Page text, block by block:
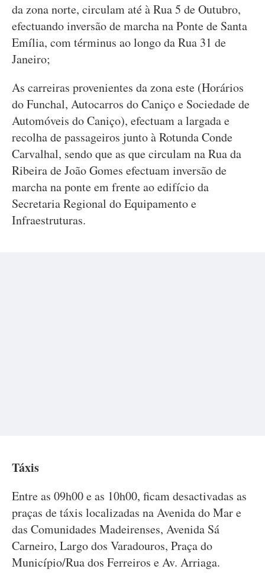
da zona norte, circulam até à Rua 5 de Outubro,
efectuando inversão de marcha na Ponte de Santa
Emília, com términus ao longo da Rua 31 de
Janeiro;
As carreiras provenientes da zona este (Horários
do Funchal, Autocarros do Caniço e Sociedade de
Automóveis do Caniço), efectuam a largada e
recolha de passageiros junto à Rotunda Conde
Carvalhal, sendo que as que circulam na Rua da
Ribeira de João Gomes efectuam inversão de
marcha na ponte em frente ao edifício da
Secretaria Regional do Equipamento e
Infraestruturas.
Táxis
Entre as 09h00 e as 10h00, ficam desactivadas as
praças de táxis localizadas na Avenida do Mar e
das Comunidades Madeirenses, Avenida Sá
Carneiro, Largo dos Varadouros, Praça do
Município/Rua dos Ferreiros e Av. Arriaga.